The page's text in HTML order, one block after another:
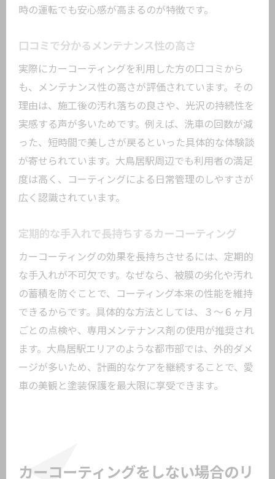
時の運転でも安心感が高まるのが特徴です。
口コミで分かるメンテナンス性の高さ
実際にカーコーティングを利用した方の口コミから
も、メンテナンス性の高さが評価されています。その
理由は、施工後の汚れ落ちの良さや、光沢の持続性を
実感する声が多いためです。例えば、洗車の回数が減
った、短時間で美しさが戻るといった具体的な体験談
が寄せられています。大鳥居駅周辺でも利用者の満足
度は高く、コーティングによる日常管理のしやすさが
広く認識されています。
定期的な手入れで長持ちするカーコーティング
カーコーティングの効果を長持ちさせるには、定期的
な手入れが不可欠です。なぜなら、被膜の劣化や汚れ
の蓄積を防ぐことで、コーティング本来の性能を維持
できるからです。具体的な方法としては、３～６ヶ月
ごとの点検や、専用メンテナンス剤の使用が推奨され
ます。大鳥居駅エリアのような都市部では、外的ダメ
ージが多いため、計画的なケアを継続することで、愛
車の美観と塗装保護を最大限に享受できます。
カーコーティングをしない場合のリ